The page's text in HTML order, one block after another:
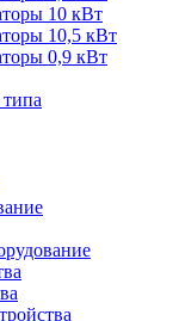
10 кВт
10,5 кВт
0,9 кВт